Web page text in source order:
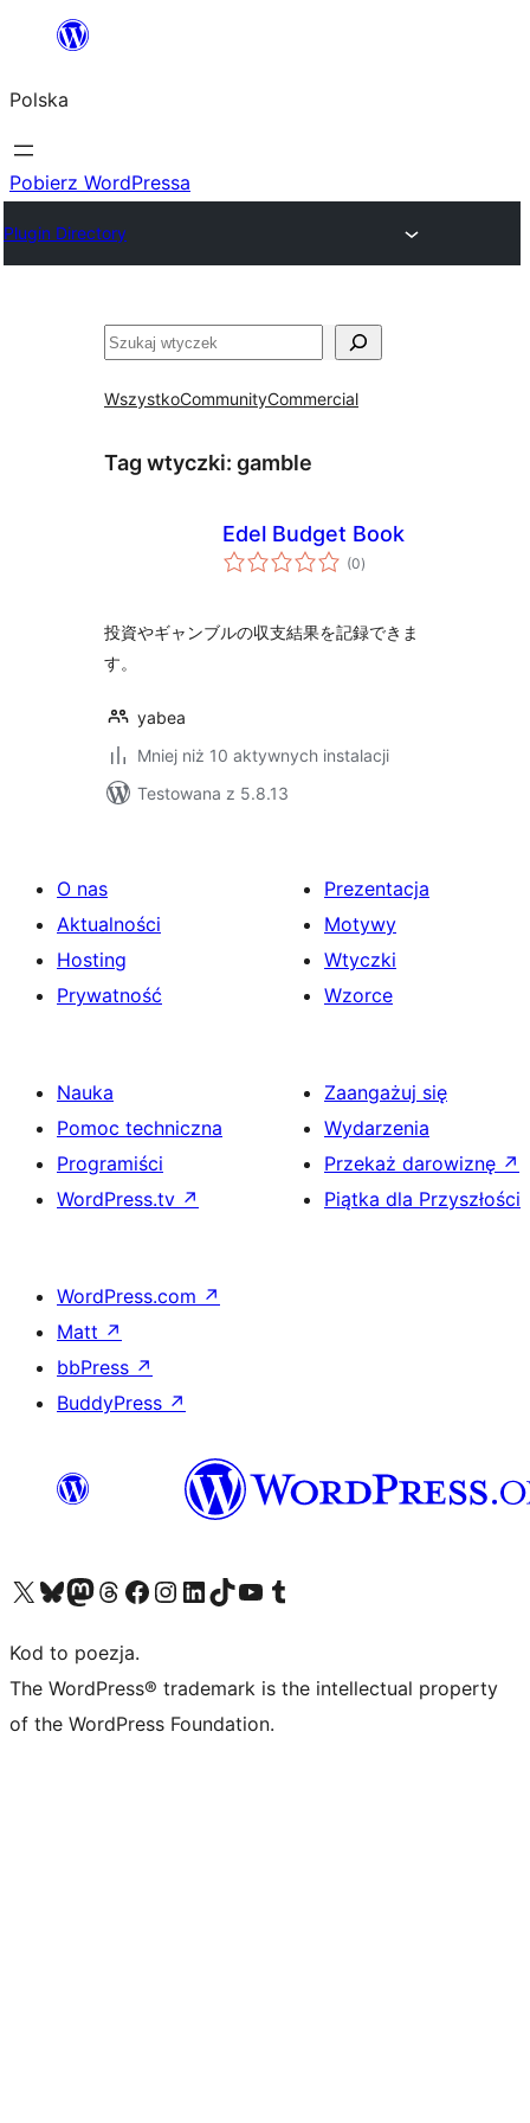
Przejdź
treści
Polska
Pobierz WordPressa
Plugin Directory
Szukaj
WszystkoCommunityCommercial
Tag wtyczki: gamble
Edel Budget Book
(0wszystkich
ocen
)
投資やギャンブルの収支結果を記録できま
す。
yabea
Mniej niż 10 aktywnych instalacji
Testowana z 5.8.13
O nas
Aktualności
Hosting
Prywatność
Prezentacja
Motywy
Wtyczki
Wzorce
Nauka
Pomoc techniczna
Programiści
WordPress.tv ↗
Zaangażuj się
Wydarzenia
Przekaż darowiznę ↗
Piątka dla Przyszłości
WordPress.com ↗
Matt ↗
bbPress ↗
BuddyPress ↗
Odwiedź nasze konto X (dawniej Twitter)
Odwiedź nasze konto Bluesky
Odwiedź nasze konto na Mastodoncie
Odwiedź naszego Threadsa
Odwiedź naszego Facebooka
Odwiedź nasze konto na Instagramie
Odwiedź nasze konto na LinkedIn
Odwiedź naszego TikToka
Odwiedź nasz kanał YouTube
Odwiedź naszego Tumblra
Kod to poezja.
The WordPress® trademark is the intellectual property
of the WordPress Foundation.